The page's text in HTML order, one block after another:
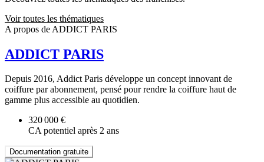
Voir toutes les thématiques
A propos de ADDICT PARIS
ADDICT PARIS
Depuis 2016, Addict Paris développe un concept innovant de
coiffure par abonnement, pensé pour rendre la coiffure haut de
gamme plus accessible au quotidien.
320 000 €
CA potentiel après 2 ans
Documentation gratuite